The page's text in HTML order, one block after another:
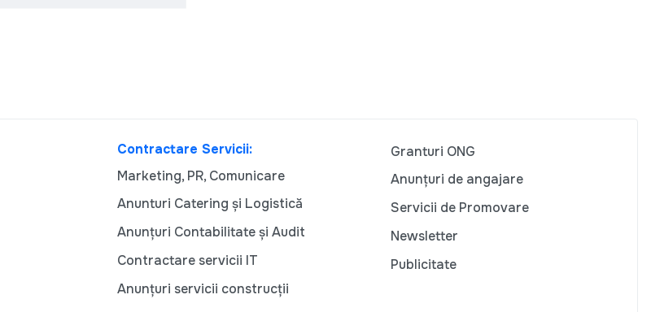
Contractare Servicii:
Marketing, PR, Comunicare
Anunturi Catering și Logistică
Anunțuri Contabilitate și Audit
Contractare servicii IT
Anunțuri servicii construcții
Granturi ONG
Anunțuri de angajare
Servicii de Promovare
Newsletter
Publicitate